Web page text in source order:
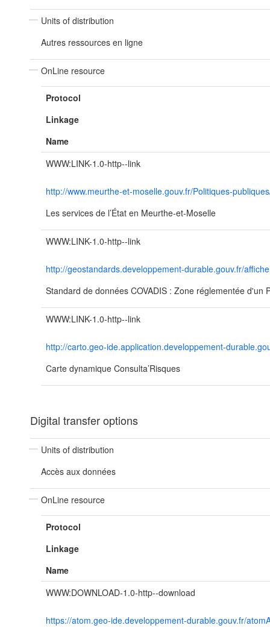
Units of distribution
Autres ressources en ligne
OnLine resource
Protocol
Linkage
Name
WWW:LINK-1.0-http--link
http://www.meurthe-et-moselle.gouv.fr/Politiques-
Les services de l’État en Meurthe-et-Moselle
WWW:LINK-1.0-http--link
http://geostandards.developpement-durable.gouv.fr/
Standard de données COVADIS : Zone réglementée d'un
WWW:LINK-1.0-http--link
http://carto.geo-ide.application.developpement-
Carte dynamique Consulta’Risques
Digital transfer options
Units of distribution
Accès aux données
OnLine resource
Protocol
Linkage
Name
WWW:DOWNLOAD-1.0-http--download
https://atom.geo-ide.developpement-durable.gouv.fr/